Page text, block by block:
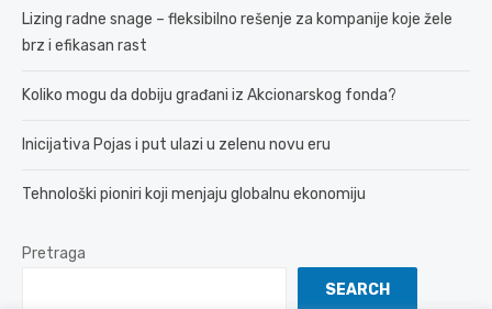
Lizing radne snage – fleksibilno rešenje za kompanije koje žele
brz i efikasan rast
Koliko mogu da dobiju građani iz Akcionarskog fonda?
Inicijativa Pojas i put ulazi u zelenu novu eru
Tehnološki pioniri koji menjaju globalnu ekonomiju
Pretraga
SEARCH